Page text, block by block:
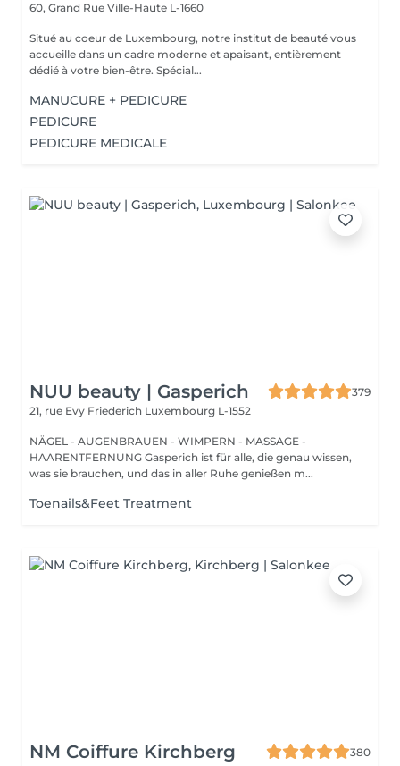
60, Grand Rue Ville-Haute L-1660
Situé au coeur de Luxembourg, notre institut de beauté vous
accueille dans un cadre moderne et apaisant, entièrement
dédié à votre bien-être. Spécial...
MANUCURE + PEDICURE
PEDICURE
PEDICURE MEDICALE
NUU beauty | Gasperich
379
21, rue Evy Friederich Luxembourg L-1552
NÄGEL - AUGENBRAUEN - WIMPERN - MASSAGE -
HAARENTFERNUNG Gasperich ist für alle, die genau wissen,
was sie brauchen, und das in aller Ruhe genießen m...
Toenails&Feet Treatment
NM Coiffure Kirchberg
380